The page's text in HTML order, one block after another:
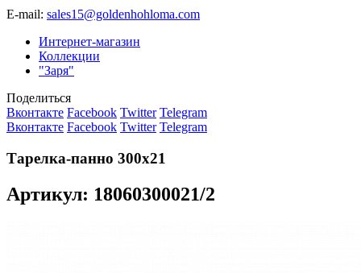
E-mail: sales15@goldenhohloma.com
Интернет-магазин
Коллекции
"Заря"
Поделиться
Вконтакте Facebook Twitter Telegram
Вконтакте Facebook Twitter Telegram
Тарелка-панно 300х21
Артикул: 18060300021/2